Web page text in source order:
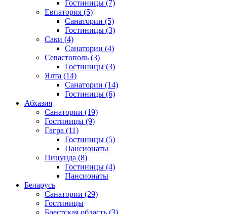
Гостиницы (7)
Евпатория (5)
Санатории (5)
Гостиницы (3)
Саки (4)
Санатории (4)
Севастополь (3)
Гостиницы (3)
Ялта (14)
Санатории (14)
Гостиницы (6)
Абхазия
Санатории (19)
Гостиницы (9)
Гагра (11)
Гостиницы (5)
Пансионаты
Пицунда (8)
Гостиницы (4)
Пансионаты
Беларусь
Санатории (29)
Гостиницы
Брестская область (3)